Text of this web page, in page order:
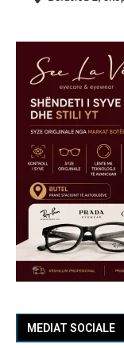
MEDIAT SOCIALE